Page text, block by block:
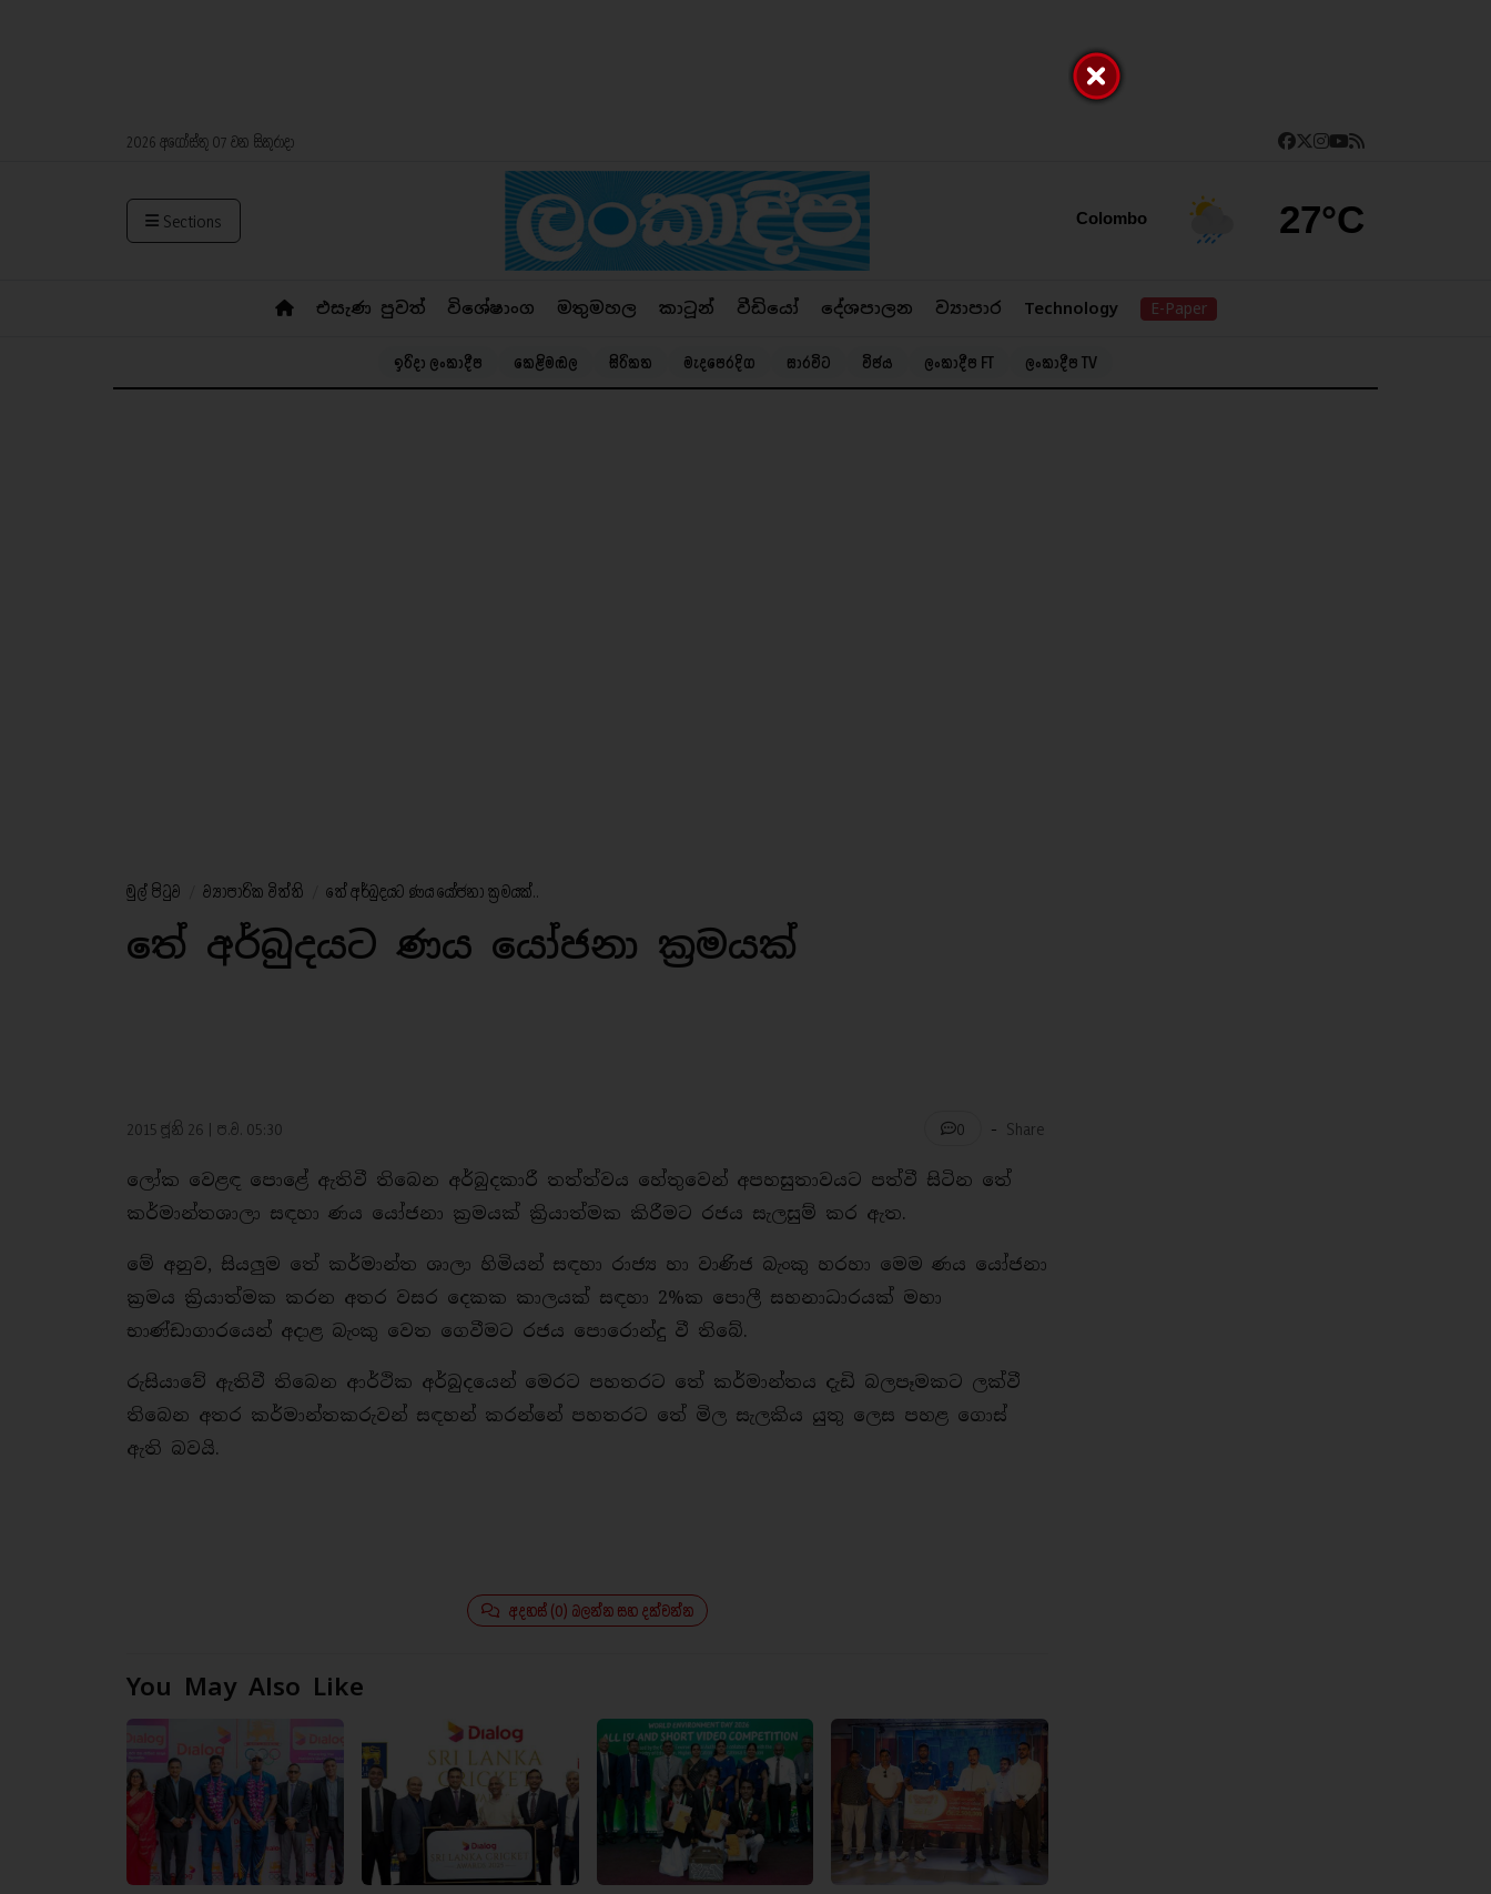
2026 අගෝස්තු 07 වන සිකුරාදා
Sections Colombo 27°C
එසැණ පුවත් විශේෂාංග මතුමහල කාටූන් වීඩියෝ දේශපාලන ව්‍යාපාර Technology E-Paper
ඉරිදා ලංකාදීප කෙළිමඬල සිරිකත මැදපෙරදිග සාරවිට විජය ලංකාදීප FT ලංකාදීප TV
මුල් පිටුව ව්‍යාපාරික විත්ති තේ අර්බුදයට ණය යෝජනා ක්‍රමයක්..
තේ අර්බුදයට ණය යෝජනා ක්‍රමයක්
2015 ජූනි 26 | ප.ව. 05:30 0 - Share
ලෝක වෙළඳ පොළේ ඇතිවී තිබෙන අර්බුදකාරී තත්ත්වය හේතුවෙන් අපහසුතාවයට පත්වී සිටින තේ
කර්මාන්තශාලා සඳහා ණය යෝජනා ක්‍රමයක් ක්‍රියාත්මක කිරීමට රජය සැලසුම් කර ඇත.
මේ අනුව, සියලුම තේ කර්මාන්ත ශාලා හිමියන් සඳහා රාජ්‍ය හා වාණිජ බැංකු හරහා මෙම ණය යෝජනා
ක්‍රමය ක්‍රියාත්මක කරන අතර වසර දෙකක කාලයක් සඳහා 2%ක පොලී සහනාධාරයක් මහා
භාණ්ඩාගාරයෙන් අදාළ බැංකු වෙත ගෙවීමට රජය පොරොන්දු වී තිබේ.
රුසියාවේ ඇතිවී තිබෙන ආර්ථික අර්බුදයෙන් මෙරට පහතරට තේ කර්මාන්තය දැඩි බලපෑමකට ලක්වී
තිබෙන අතර කර්මාන්තකරුවන් සඳහන් කරන්නේ පහතරට තේ මිල සැලකිය යුතු ලෙස පහළ ගොස්
ඇති බවයි.
අදහස් (0) බලන්න සහ දක්වන්න
You May Also Like